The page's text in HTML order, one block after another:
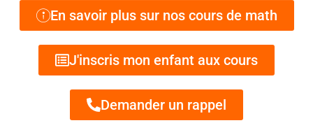
En savoir plus sur nos cours de math
J'inscris mon enfant aux cours
Demander un rappel